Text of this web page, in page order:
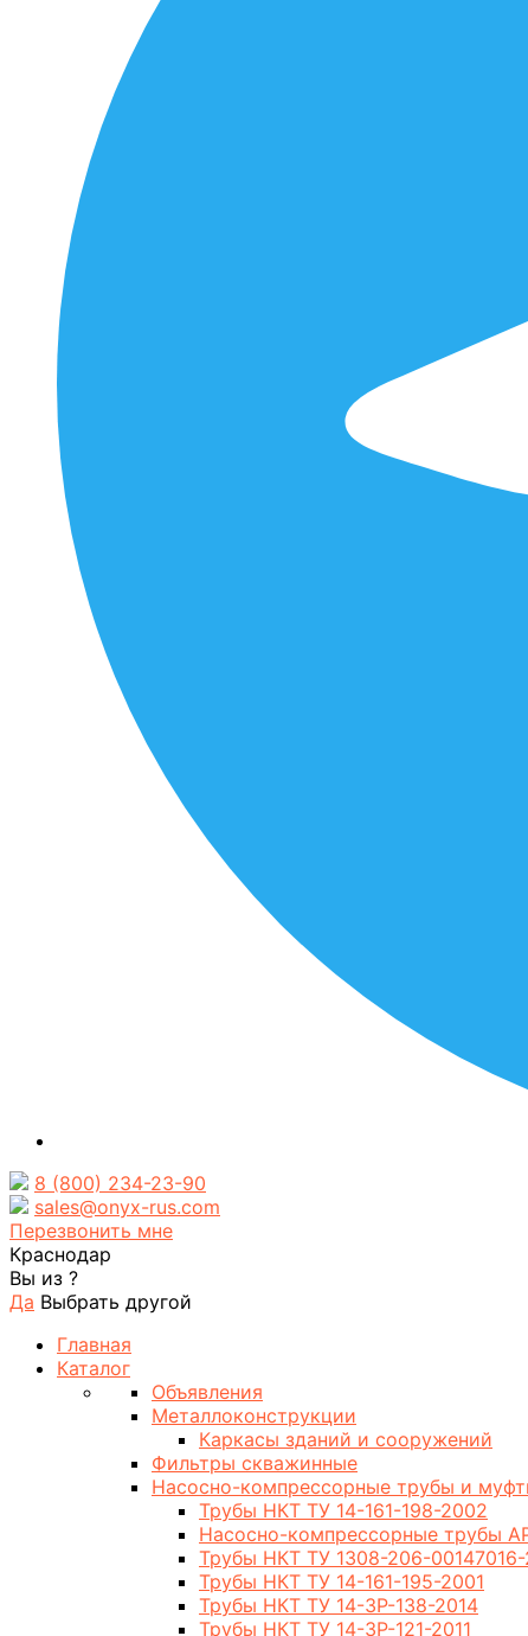
8 (800) 234-23-90
sales@onyx-rus.com
Перезвонить мне
Краснодар
Вы из ?
Да Выбрать другой
Главная
Каталог
Объявления
Металлоконструкции
Каркасы зданий и сооружений
Фильтры скважинные
Насосно-компрессорные трубы и
Трубы НКТ ТУ 14-161-198-2002
Насосно-компрессорные трубы
Трубы НКТ ТУ 1308-206-
Трубы НКТ ТУ 14-161-195-2001
Трубы НКТ ТУ 14-3Р-138-2014
Трубы НКТ ТУ 14-3Р-121-2011